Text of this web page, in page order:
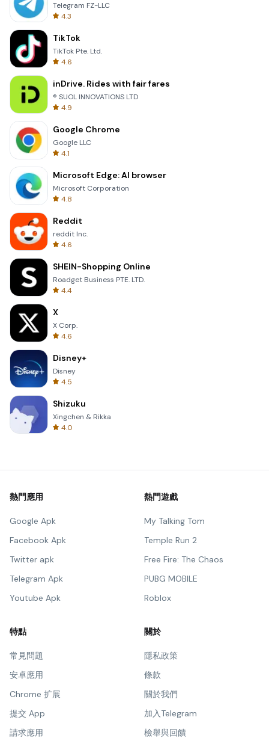
Telegram FZ-LLC
4.3
TikTok
TikTok Pte. Ltd.
4.6
inDrive. Rides with fair fares
® SUOL INNOVATIONS LTD
4.9
Google Chrome
Google LLC
4.1
Microsoft Edge: AI browser
Microsoft Corporation
4.8
Reddit
reddit Inc.
4.6
SHEIN-Shopping Online
Roadget Business PTE. LTD.
4.4
X
X Corp.
4.6
Disney+
Disney
4.5
Shizuku
Xingchen & Rikka
4.0
熱門應用
Google Apk
Facebook Apk
Twitter apk
Telegram Apk
Youtube Apk
熱門遊戲
My Talking Tom
Temple Run 2
Free Fire: The Chaos
PUBG MOBILE
Roblox
特點
常見問題
安卓應用
Chrome 扩展
提交 App
請求應用
關於
隱私政策
條款
關於我們
加入Telegram
檢舉與回饋